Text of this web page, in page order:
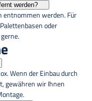
werden?
entnommen werden. Für
oder
Wenn der Einbau durch
gewähren wir Ihnen